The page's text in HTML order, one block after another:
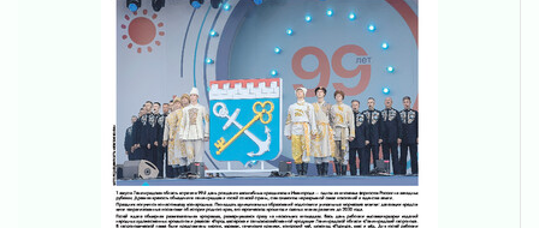
03 августа 2026
Клюква наливается, но в корзинку пока не
03 августа 2026
Строительные компании Ленобласти
подняли зарплаты почти на 40% за год
03 августа 2026
Шесть новых жизней в честь дня рождения